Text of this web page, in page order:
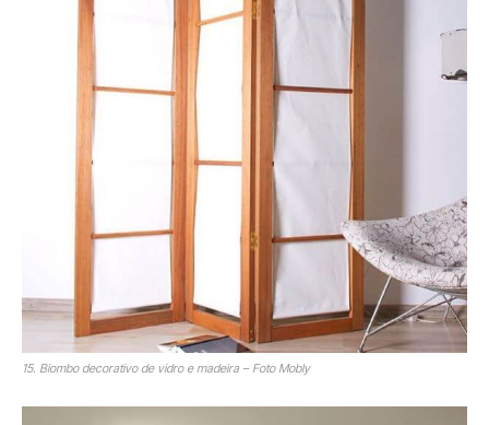
15. Biombo decorativo de vidro e madeira – Foto Mobly